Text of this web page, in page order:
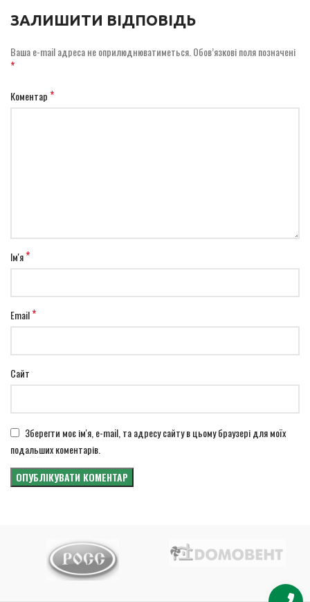
ЗАЛИШИТИ ВІДПОВІДЬ
Ваша e-mail адреса не оприлюднюватиметься. Обов’язкові поля позначені
*
Коментар*
Ім'я*
Email*
Сайт
Зберегти моє ім'я, e-mail, та адресу сайту в цьому браузері для моїх
подальших коментарів.